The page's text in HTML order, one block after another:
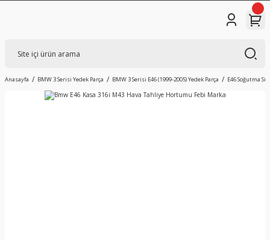
Anasayfa BMW 3 Serisi Yedek Parça BMW 3 Serisi E46 (1999-2005) Yedek Parça E46 Soğutma